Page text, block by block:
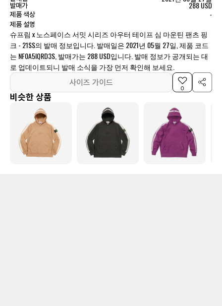
발매가 288 USD
제품 색상 -
제품 설명
슈프림 x 노스페이스 서밋 시리즈 아우터 테이프 심 마운틴 팬츠 핑
크 - 21SS의 발매 정보입니다. 발매일은 2021년 05월 27일, 제품 코드
는 NF0A5IQRD3S, 발매가는 288 USD입니다. 발매 정보가 공개되는 대
로 업데이트되니 발매 소식을 가장 먼저 확인해 보세요.
사이즈 가이드
0
비슷한 상품